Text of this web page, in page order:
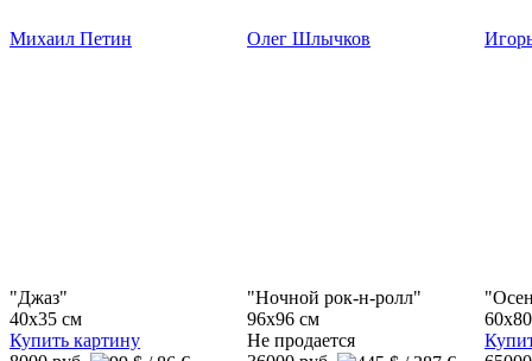
Михаил Петин
"Джаз"
40x35 см
Купить картину
Олег Шлычков
"Ночной рок-н-ролл"
96x96 см
Не продается